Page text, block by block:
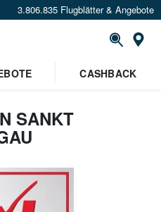
3.806.835 Flugblätter & Angebote
CASHBACK
SANKT